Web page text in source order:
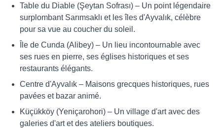
Table du Diable (Şeytan Sofrası) – Un point légendaire
surplombant Sarımsaklı et les îles d'Ayvalık, célèbre
pour sa vue au coucher du soleil.
Île de Cunda (Alibey) – Un lieu incontournable avec
ses rues en pierre, ses églises historiques et ses
restaurants élégants.
Centre d'Ayvalık – Maisons grecques historiques, rues
pavées et bazar animé.
Küçükköy (Yeniçarohori) – Un village d'art avec des
galeries d'art et des ateliers boutiques.